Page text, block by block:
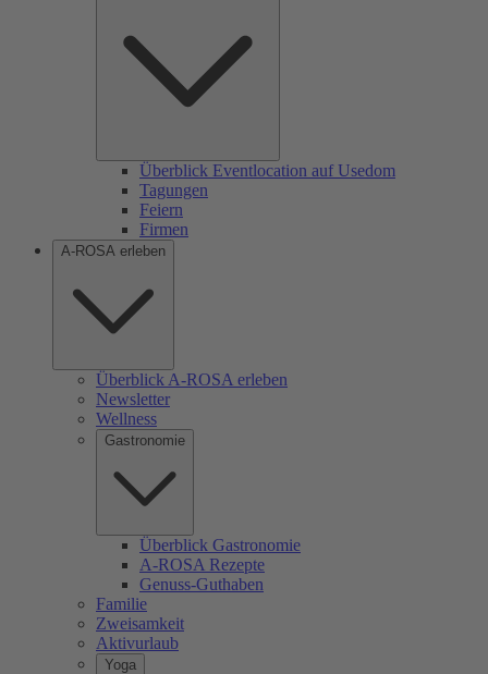
Überblick Eventlocation auf Usedom
Tagungen
Feiern
Firmen
A-ROSA erleben
Überblick A-ROSA erleben
Newsletter
Wellness
Gastronomie
Überblick Gastronomie
A-ROSA Rezepte
Genuss-Guthaben
Familie
Zweisamkeit
Aktivurlaub
Yoga